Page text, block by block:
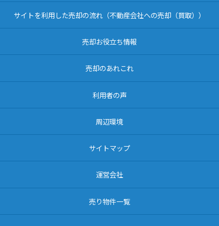
サイトを利用した売却の流れ（不動産会社への売却（買取））
売却お役立ち情報
売却のあれこれ
利用者の声
周辺環境
サイトマップ
運営会社
売り物件一覧